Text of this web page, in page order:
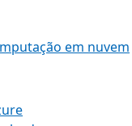
em nuvem